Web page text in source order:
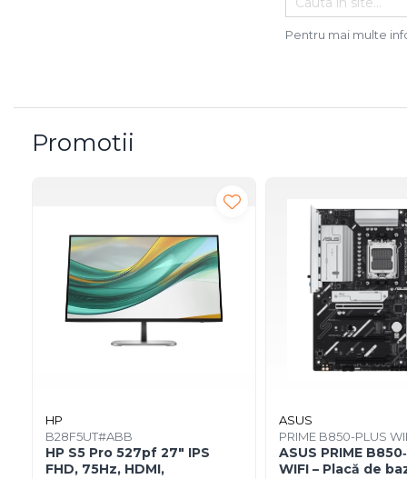
Imprimante Cerneală
Imprimante Matriciale
Multifuncțional Cerneală
Consumabile & Filamente 3D
Consumabile - cerneală
Cerneală & Cap de Printare
Consumabile - toner
Accesorii Large Format
Plottere & Scannere
Scannere
Pentru mai multe
Promotii
HP
B28F5UT#ABB
HP S5 Pro 527pf 27" IPS
FHD, 75Hz, HDMI,
ASUS
PRIME B850-PLUS
ASUS PRIME
WIFI – Placă de